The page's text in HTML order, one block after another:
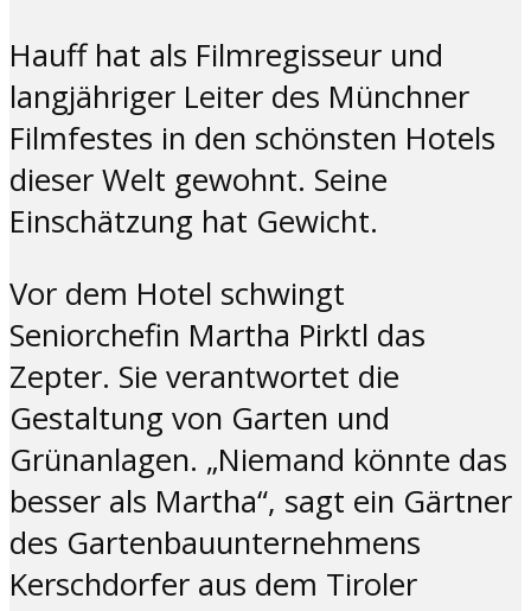
Hauff hat als Filmregisseur und
langjähriger Leiter des Münchner
Filmfestes in den schönsten Hotels
dieser Welt gewohnt. Seine
Einschätzung hat Gewicht.
Vor dem Hotel schwingt
Seniorchefin Martha Pirktl das
Zepter. Sie verantwortet die
Gestaltung von Garten und
Grünanlagen. „Niemand könnte das
besser als Martha“, sagt ein Gärtner
des Gartenbauunternehmens
Kerschdorfer aus dem Tiroler